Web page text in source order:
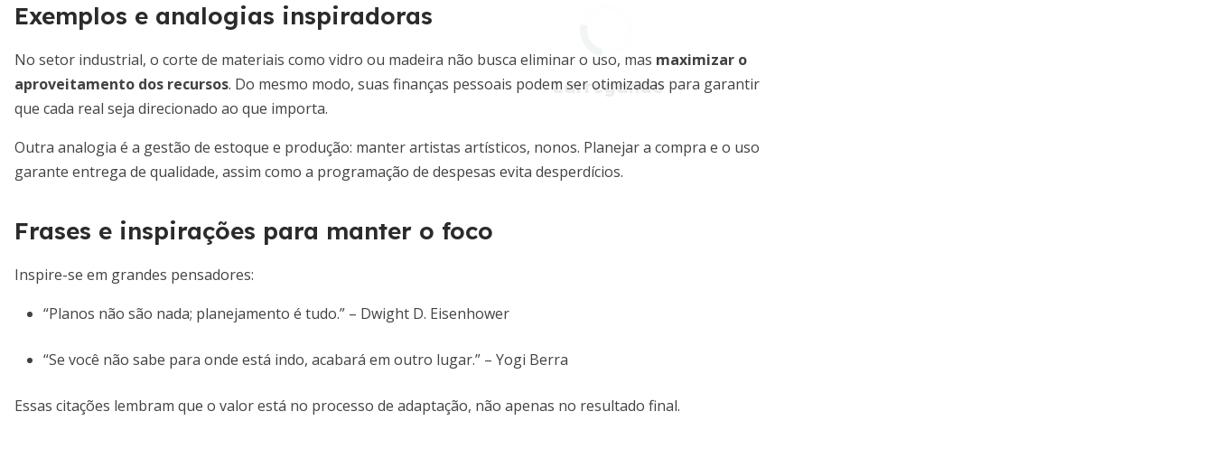
Exemplos e analogias inspiradoras
No setor industrial, o corte de materiais como vidro ou madeira não busca eliminar o uso, mas maximizar o
aproveitamento dos recursos. Do mesmo modo, suas finanças pessoais podem ser otimizadas para garantir
que cada real seja direcionado ao que importa.
Outra analogia é a gestão de estoque e produção: manter artistas artísticos, nonos. Planejar a compra e o uso
garante entrega de qualidade, assim como a programação de despesas evita desperdícios.
Frases e inspirações para manter o foco
Inspire-se em grandes pensadores:
“Planos não são nada; planejamento é tudo.” – Dwight D. Eisenhower
“Se você não sabe para onde está indo, acabará em outro lugar.” – Yogi Berra
Essas citações lembram que o valor está no processo de adaptação, não apenas no resultado final.